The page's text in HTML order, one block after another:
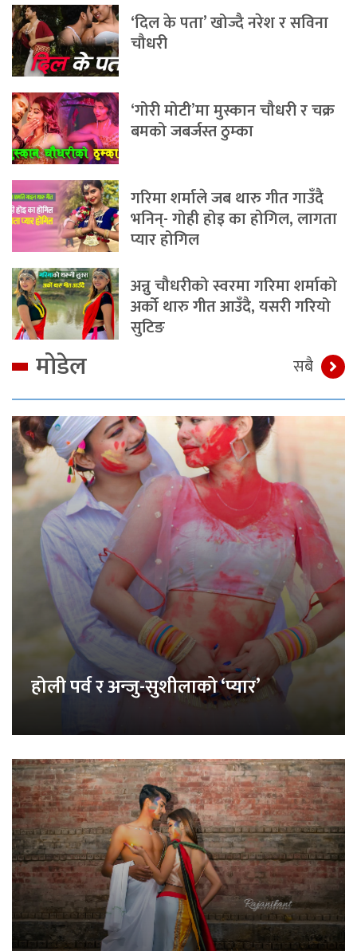
‘दिल के पता’ खोज्दै नरेश र सविना
चौधरी
‘गोरी मोटी’मा मुस्कान चौधरी र चक्र
बमको जबर्जस्त ठुम्का
गरिमा शर्माले जब थारु गीत गाउँदै
भनिन्- गोही होइ का होगिल, लागता
प्यार होगिल
अन्नु चौधरीको स्वरमा गरिमा शर्माको
अर्को थारु गीत आउँदै, यसरी गरियो
सुटिङ
मोडेल सबै
होली पर्व र अन्जु-सुशीलाको ‘प्यार’